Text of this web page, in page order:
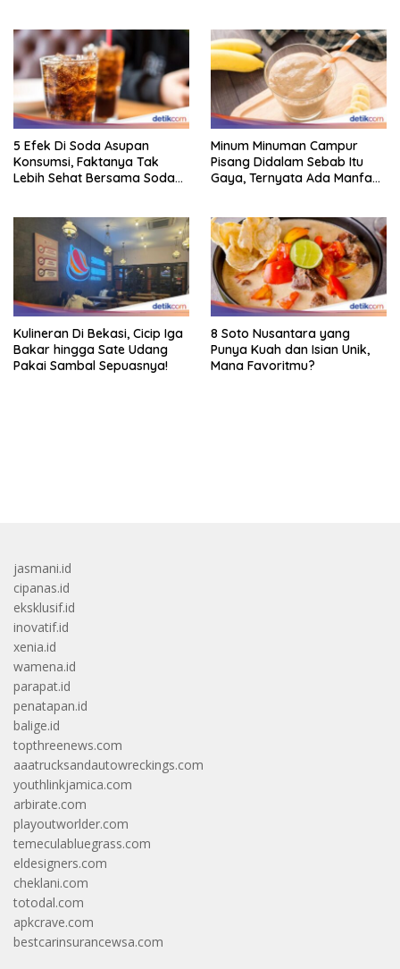
5 Efek Di Soda Asupan
Konsumsi, Faktanya Tak
Lebih Sehat Bersama Soda
Minum Minuman Campur
Pisang Didalam Sebab Itu
Gaya, Ternyata Ada Manfaat
Kulineran Di Bekasi, Cicip Iga
Bakar hingga Sate Udang
Pakai Sambal Sepuasnya!
8 Soto Nusantara yang
Punya Kuah dan Isian Unik,
Mana Favoritmu?
jasmani.id
cipanas.id
eksklusif.id
inovatif.id
xenia.id
wamena.id
parapat.id
penatapan.id
balige.id
topthreenews.com
aaatrucksandautowreckings.com
youthlinkjamica.com
arbirate.com
playoutworlder.com
temeculabluegrass.com
eldesigners.com
cheklani.com
totodal.com
apkcrave.com
bestcarinsurancewsa.com